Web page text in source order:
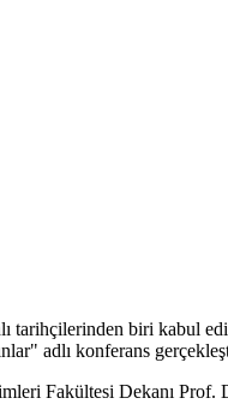
tarihçilerinden biri kabul
adlı konferans
Fakültesi Dekanı Prof.